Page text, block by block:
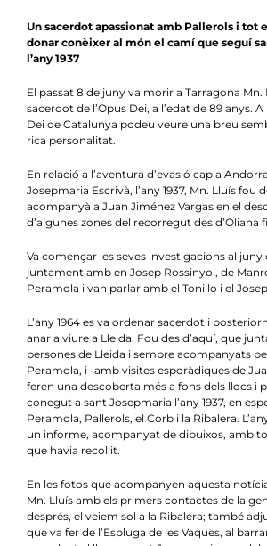
Un sacerdot apassionat amb Pallerols i tot
donar conèixer al món el camí que seguí
l’any 1937
El passat 8 de juny va morir a Tarragona Mn.
sacerdot de l’Opus Dei, a l’edat de 89 anys. A
Dei de Catalunya podeu veure una breu
rica personalitat.
En relació a l’aventura d’evasió cap a
Josepmaria Escrivà, l’any 1937, Mn. Lluís fou
acompanyà a Juan Jiménez Vargas en el
d’algunes zones del recorregut des d’Oliana
Va començar les seves investigacions al juny
juntament amb en Josep Rossinyol, de
Peramola i van parlar amb el Tonillo i el
L’any 1964 es va ordenar sacerdot i
anar a viure a Lleida. Fou des d’aquí, que
persones de Lleida i sempre acompanyats
Peramola, i -amb visites esporàdiques de
feren una descoberta més a fons dels llocs i
conegut a sant Josepmaria l’any 1937, en
Peramola, Pallerols, el Corb i la Ribalera.
un informe, acompanyat de dibuixos, amb
que havia recollit.
En les fotos que acompanyen aquesta
Mn. Lluís amb els primers contactes de la
després, el veiem sol a la Ribalera; també
que va fer de l’Espluga de les Vaques, al